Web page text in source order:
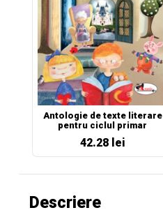
Antologie de texte literare
pentru ciclul primar
42.28 lei
Descriere